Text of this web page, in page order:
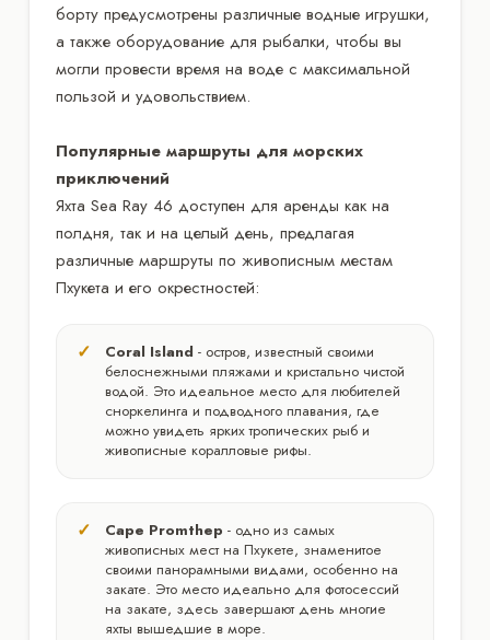
борту предусмотрены различные водные игрушки,
а также оборудование для рыбалки, чтобы вы
могли провести время на воде с максимальной
пользой и удовольствием.
Популярные маршруты для морских
приключений
Яхта Sea Ray 46 доступен для аренды как на
полдня, так и на целый день, предлагая
различные маршруты по живописным местам
Пхукета и его окрестностей:
Coral Island - остров, известный своими
белоснежными пляжами и кристально чистой
водой. Это идеальное место для любителей
сноркелинга и подводного плавания, где
можно увидеть ярких тропических рыб и
живописные коралловые рифы.
Cape Promthep - одно из самых
живописных мест на Пхукете, знаменитое
своими панорамными видами, особенно на
закате. Это место идеально для фотосессий
на закате, здесь завершают день многие
яхты вышедшие в море.